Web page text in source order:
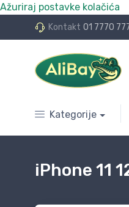
Ažuriraj postavke kolačića
Kontakt 01 7770
24 rate bez kamata
Kategorije
iPhone 11